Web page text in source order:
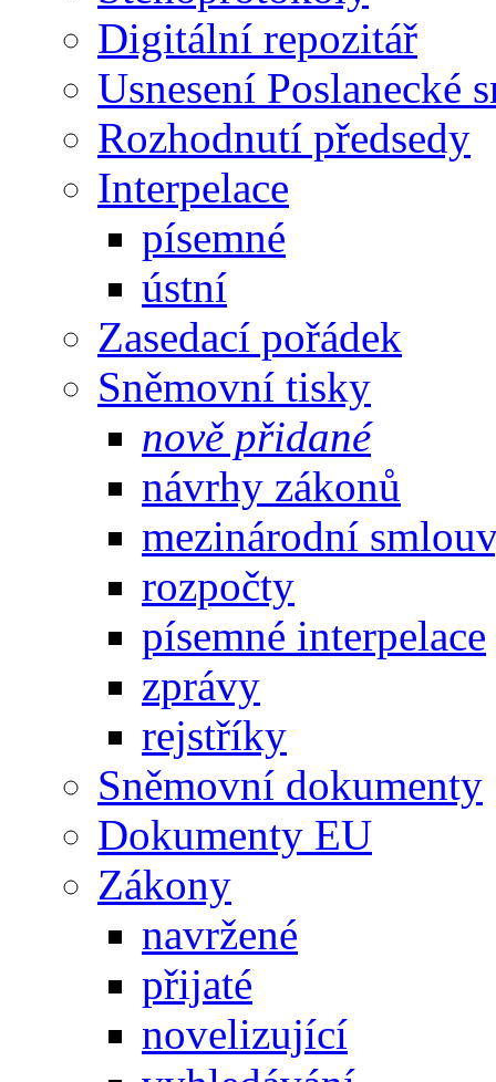
Digitální repozitář
Usnesení Poslanecké
Rozhodnutí předsedy
Interpelace
písemné
ústní
Zasedací pořádek
Sněmovní tisky
nově přidané
návrhy zákonů
mezinárodní
rozpočty
písemné interpelace
zprávy
rejstříky
Sněmovní dokumenty
Dokumenty EU
Zákony
navržené
přijaté
novelizující